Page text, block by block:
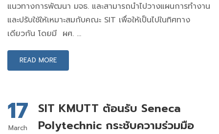
แนวทางการพัฒนา มจธ. และสามารถนำไปวางแผนการทำงาน
และปรับใช้ให้เหมาะสมกับคณะ SIT เพื่อให้เป็นไปในทิศทาง
เดียวกัน โดยมี ผศ. …
READ MORE
17
March
SIT KMUTT ต้อนรับ Seneca
Polytechnic กระชับความร่วมมือ